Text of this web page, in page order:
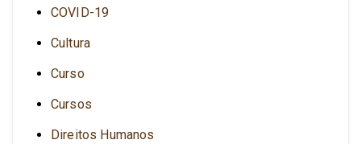
COVID-19
Cultura
Curso
Cursos
Direitos Humanos